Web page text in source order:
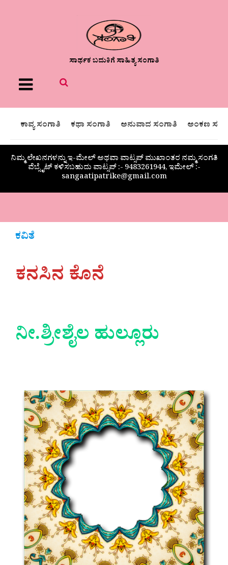
ಸಾರ್ಥಕ ಬದುಕಿಗೆ ಸಾಹಿತ್ಯ ಸಂಗಾತಿ
Menu
ಕಾವ್ಯ ಸಂಗಾತಿ ಕಥಾ ಸಂಗಾತಿ ಅನುವಾದ ಸಂಗಾತಿ ಅಂಕಣ
ನಿಮ್ಮ ಲೇಖನಗಳನ್ನು ಇ-ಮೇಲ್ ಅಥವಾ ವಾಟ್ಸಪ್ ಮುಖಾಂತರ ನಮ್ಮ ಸಂಗತಿ
ವೆಬ್ಸೈಟ್ ಕಳಿಸಬಹುದು ವಾಟ್ಸಪ್‌ :- 9483261944, ಇಮೇಲ್ :-
sangaatipatrike@gmail.com
ಕವಿತೆ
ಕನಸಿನ ಕೊನೆ
ನೀ.ಶ್ರೀಶೈಲ ಹುಲ್ಲೂರು